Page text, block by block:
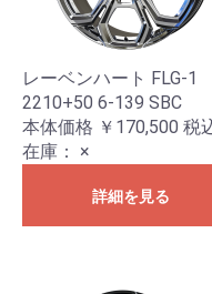
レーベンハート FLG-1
2210+50 6-139 SBC
本体価格 ￥170,500 税
在庫： ×
詳細を見る
お買い物を続